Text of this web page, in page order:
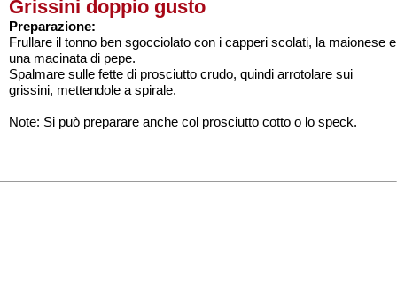
Grissini doppio gusto
Preparazione:
Frullare il tonno ben sgocciolato con i capperi scolati, la maionese e
una macinata di pepe.
Spalmare sulle fette di prosciutto crudo, quindi arrotolare sui
grissini, mettendole a spirale.
Note: Si può preparare anche col prosciutto cotto o lo speck.